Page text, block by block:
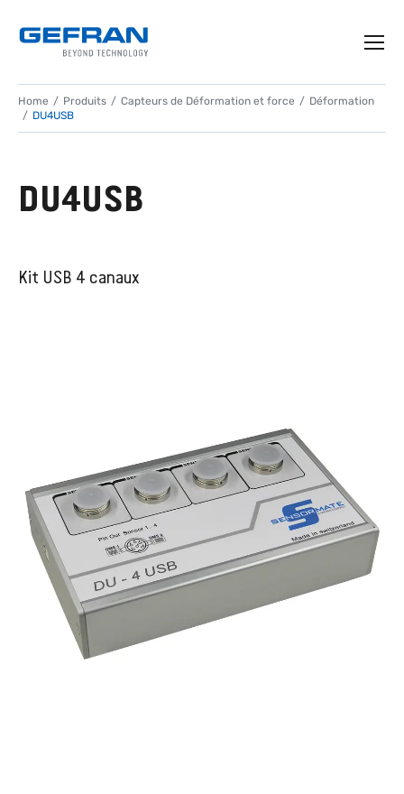
Home Produits Capteurs de Déformation et force
Déformation
DU4USB
DU4USB
Kit USB 4 canaux